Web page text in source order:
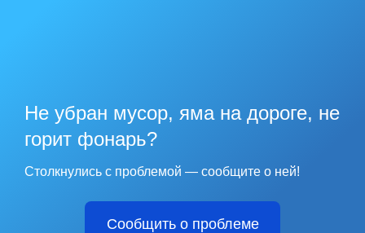
Не убран мусор, яма на дороге, не
горит фонарь?
Столкнулись с проблемой — сообщите о ней!
Сообщить о проблеме